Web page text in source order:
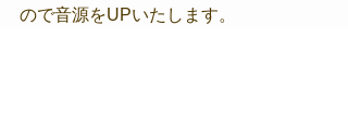
ので音源をUPいたします。